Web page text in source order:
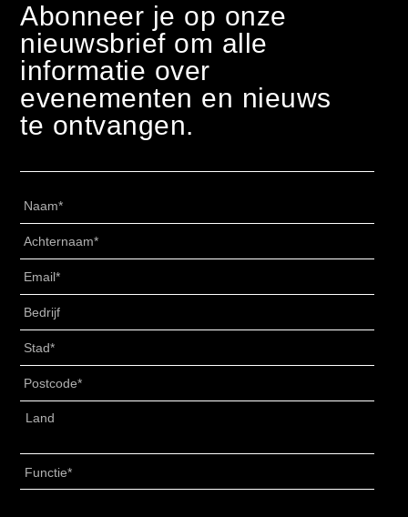
Abonneer je op onze
nieuwsbrief om alle
informatie over
evenementen en nieuws
te ontvangen.
Titolo
Adres
Land